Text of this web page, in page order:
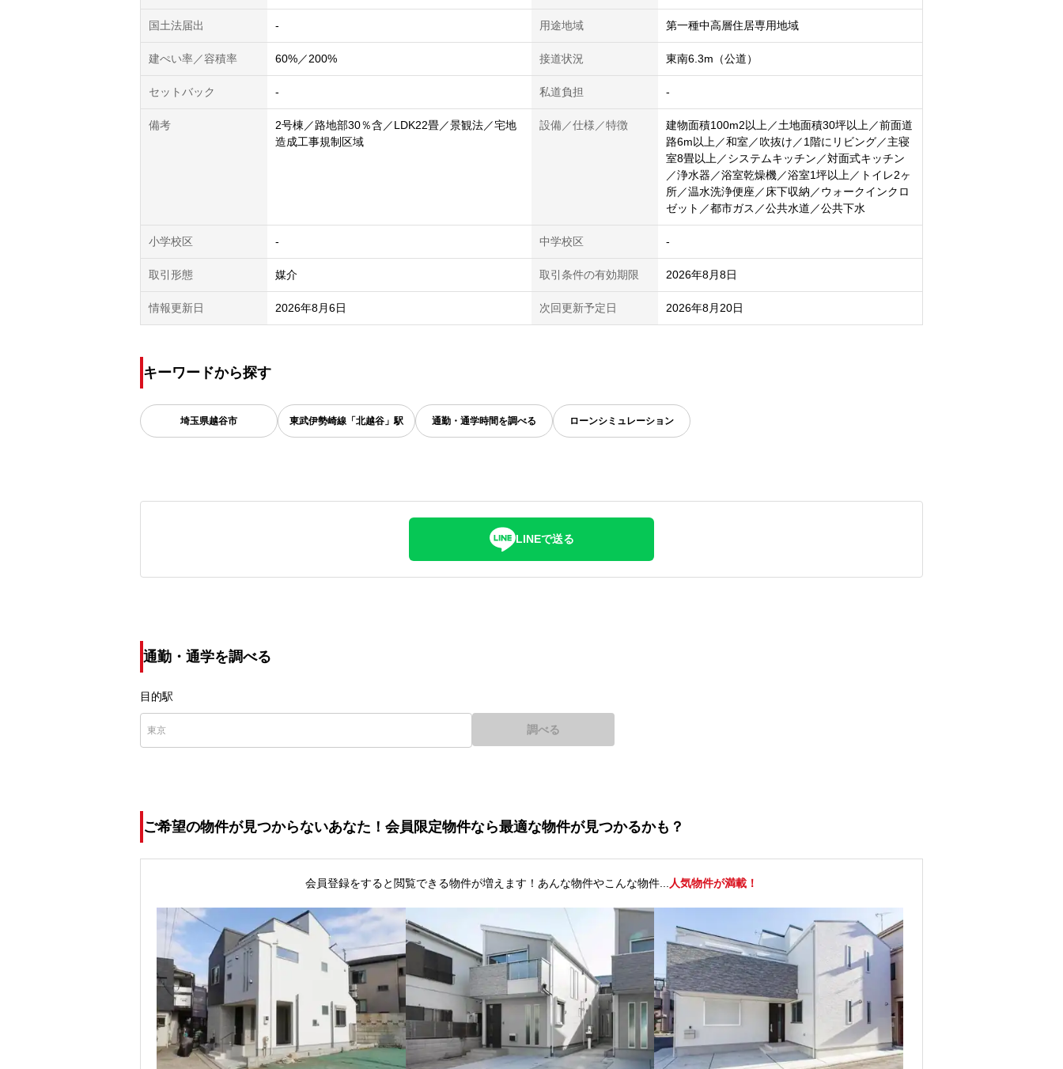
国土法届出 - 用途地域 第一種中高層住居専用地域
建ぺい率／容積率 60%／200% 接道状況 東南6.3m（公道）
セットバック - 私道負担 -
備考
2号棟／路地部30％含／LDK22畳／景観法／宅地
造成工事規制区域
設備／仕様／特徴
建物面積100m2以上／土地面積30坪以上／前面道
路6m以上／和室／吹抜け／1階にリビング／主寝
室8畳以上／システムキッチン／対面式キッチン
／浄水器／浴室乾燥機／浴室1坪以上／トイレ2ヶ
所／温水洗浄便座／床下収納／ウォークインクロ
ゼット／都市ガス／公共水道／公共下水
小学校区 - 中学校区 -
取引形態 媒介 取引条件の有効期限 2026年8月8日
情報更新日 2026年8月6日 次回更新予定日 2026年8月20日
キーワードから探す
埼玉県越谷市 東武伊勢崎線「北越谷」駅 通勤・通学時間を調べる ローンシミュレーション
LINEで送る
通勤・通学を調べる
目的駅
調べる
ご希望の物件が見つからないあなた！会員限定物件なら最適な物件が見つかるかも？
会員登録をすると閲覧できる物件が増えます！あんな物件やこんな物件... 人気物件が満載！